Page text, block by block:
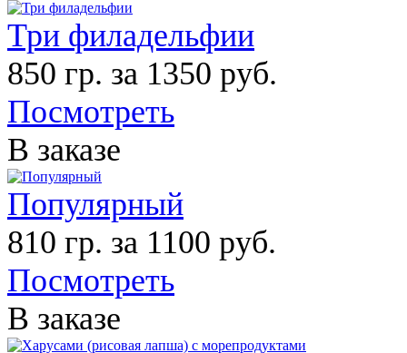
Три филадельфии
850 гр. за 1350 руб.
Посмотреть
В заказе
Популярный
810 гр. за 1100 руб.
Посмотреть
В заказе